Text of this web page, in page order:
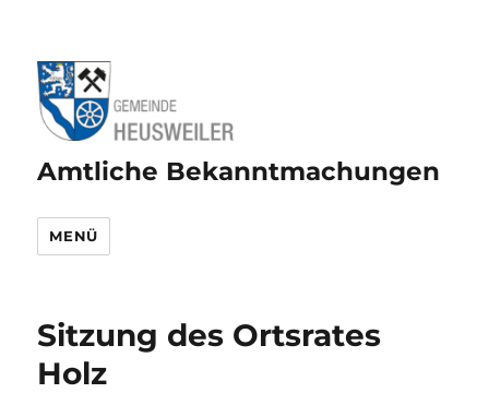
Amtliche Bekanntmachungen
MENÜ
Sitzung des Ortsrates
Holz